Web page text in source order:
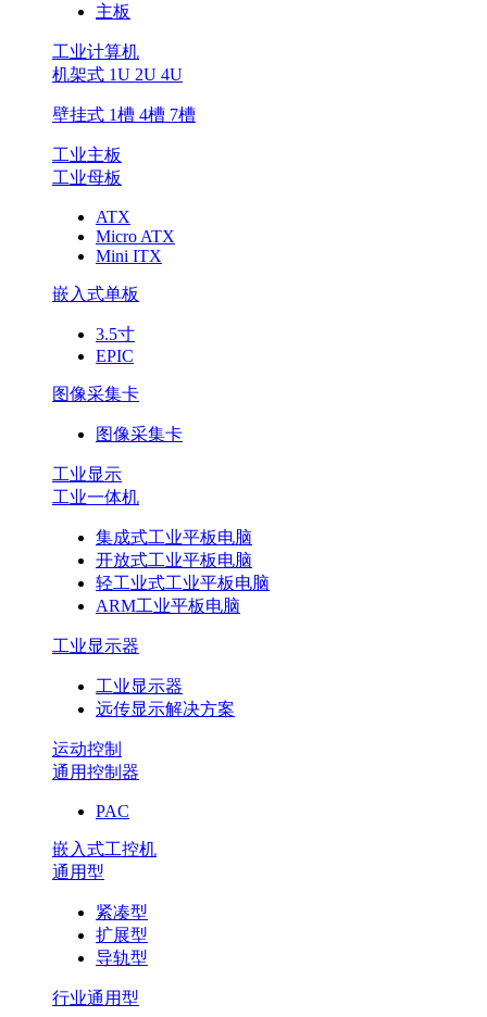
主板
工业计算机
机架式 1U 2U 4U
壁挂式 1槽 4槽 7槽
工业主板
工业母板
ATX
Micro ATX
Mini ITX
嵌入式单板
3.5寸
EPIC
图像采集卡
图像采集卡
工业显示
工业一体机
集成式工业平板电脑
开放式工业平板电脑
轻工业式工业平板电脑
ARM工业平板电脑
工业显示器
工业显示器
远传显示解决方案
运动控制
通用控制器
PAC
嵌入式工控机
通用型
紧凑型
扩展型
导轨型
行业通用型